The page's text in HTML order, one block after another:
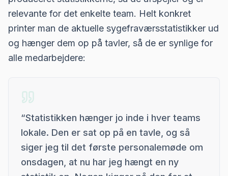
relevante for det enkelte team. Helt konkret
printer man de aktuelle sygefraværsstatistikker ud
og hænger dem op på tavler, så de er synlige for
alle medarbejdere:
“Statistikken hænger jo inde i hver teams
lokale. Den er sat op på en tavle, og så
siger jeg til det første personalemøde om
onsdagen, at nu har jeg hængt en ny